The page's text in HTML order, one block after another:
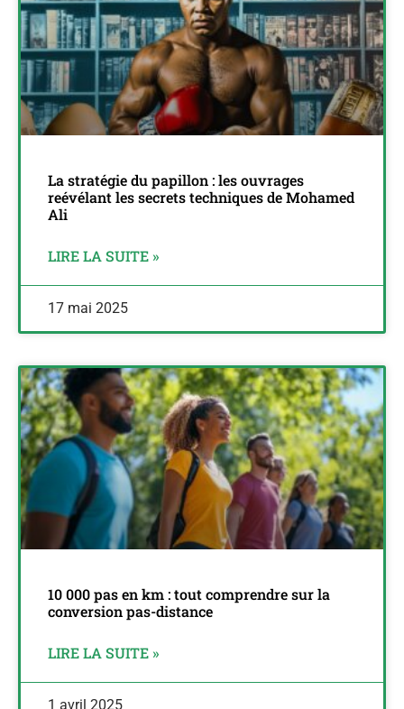
La stratégie du papillon : les ouvrages
reévélant les secrets techniques de Mohamed
Ali
LIRE LA SUITE »
17 mai 2025
10 000 pas en km : tout comprendre sur la
conversion pas-distance
LIRE LA SUITE »
1 avril 2025